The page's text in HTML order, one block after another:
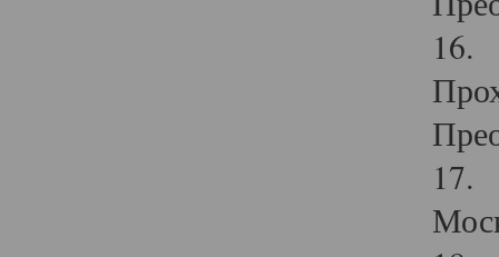
16.
17.